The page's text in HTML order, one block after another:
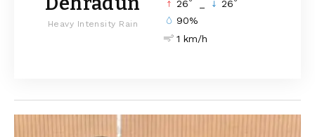
Heavy Intensity Rain
26 26
90%
1 km/h